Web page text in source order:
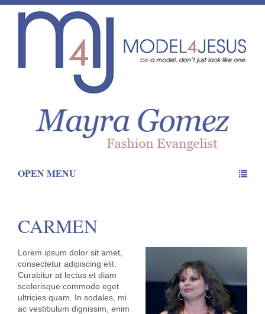
OPEN MENU
CARMEN
Lorem ipsum dolor sit amet,
consectetur adipiscing elit.
Curabitur at lectus et diam
scelerisque commodo eget
ultricies quam. In sodales, mi
ac vestibulum dignissim, enim